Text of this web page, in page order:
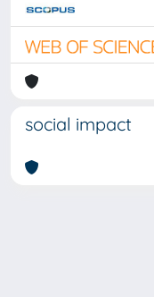
social impact